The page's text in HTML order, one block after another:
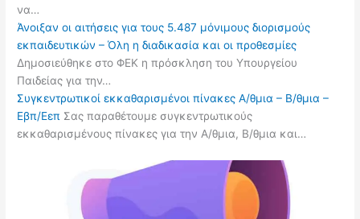
να…
Άνοιξαν οι αιτήσεις για τους 5.487 μόνιμους διορισμούς
εκπαιδευτικών – Όλη η διαδικασία και οι προθεσμίες
Δημοσιεύθηκε στο ΦΕΚ η πρόσκληση του Υπουργείου
Παιδείας για την…
Συγκεντρωτικοί εκκαθαρισμένοι πίνακες Α/θμια – Β/θμια –
Εβπ/Εεπ Σας παραθέτουμε συγκεντρωτικούς
εκκαθαρισμένους πίνακες για την Α/θμια, Β/θμια και…